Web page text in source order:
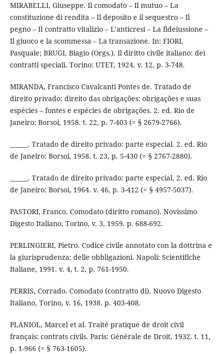
MIRABELLI, Giuseppe. Il comodato – Il mutuo – La
constituzione di rendita – Il deposito e il sequestro – Il
pegno – Il contratto vitalizio – L’anticresi – La fideiussione –
Il giuoco e la scommessa – La transazione. In: FIORI,
Pasquale; BRUGI, Biagio (Orgs.). Il diritto civile italiano: dei
contratti speciali. Torino: UTET, 1924. v. 12, p. 3-748.
MIRANDA, Francisco Cavalcanti Pontes de. Tratado de
direito privado: direito das obrigações: obrigações e suas
espécies – fontes e espécies de obrigações. 2. ed. Rio de
Janeiro: Borsoi, 1958. t. 22, p. 7-403 (= § 2679-2766).
______. Tratado de direito privado: parte especial. 2. ed. Rio
de Janeiro: Borsoi, 1958. t. 23, p. 5-430 (= § 2767-2880).
______. Tratado de direito privado: parte especial. 2. ed. Rio
de Janeiro: Borsoi, 1964. v. 46, p. 3-412 (= § 4957-5037).
PASTORI, Franco. Comodato (diritto romano). Novissimo
Digesto Italiano, Torino, v. 3, 1959. p. 688-692.
PERLINGIERI, Pietro. Codice civile annotato con la dottrina e
la giurisprudenza: delle obbligazioni. Napoli: Scientifiche
Italiane, 1991. v. 4, t. 2, p. 761-1950.
PERRIS, Corrado. Comodato (contratto di). Nuovo Digesto
Italiano, Torino, v. 16, 1938. p. 403-408.
PLANIOL, Marcel et al. Traité pratique de droit civil
français: contrats civils. Paris: Générale de Droit, 1932. t. 11,
p. 1-966 (= § 763-1605).